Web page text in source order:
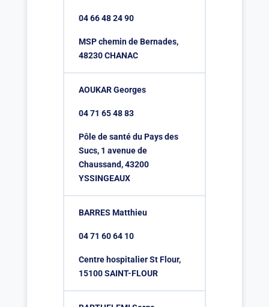
04 66 48 24 90
MSP chemin de Bernades,
48230 CHANAC
AOUKAR Georges
04 71 65 48 83
Pôle de santé du Pays des
Sucs, 1 avenue de
Chaussand, 43200
YSSINGEAUX
BARRES Matthieu
04 71 60 64 10
Centre hospitalier St Flour,
15100 SAINT-FLOUR